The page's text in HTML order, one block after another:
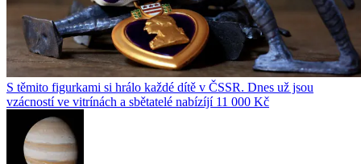
S těmito figurkami si hrálo každé dítě v ČSSR. Dnes už jsou
vzácností ve vitrínách a sbětatelé nabízíjí 11 000 Kč